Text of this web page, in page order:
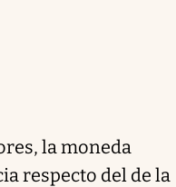
la moneda
respecto del de la